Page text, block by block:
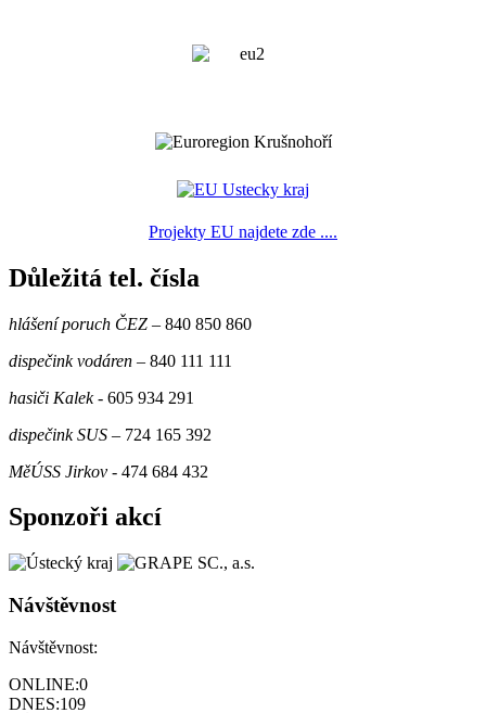
Projekty EU najdete zde ....
Důležitá tel. čísla
hlášení poruch ČEZ – 840 850 860
dispečink vodáren – 840 111 111
hasiči Kalek- 605 934 291
dispečink SUS – 724 165 392
MěÚSS Jirkov - 474 684 432
Sponzoři akcí
Návštěvnost
Návštěvnost:
ONLINE:0
DNES:109